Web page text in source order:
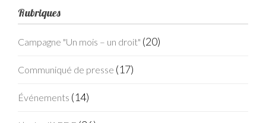
Rubriques
Campagne "Un mois – un droit" (20)
Communiqué de presse (17)
Événements (14)